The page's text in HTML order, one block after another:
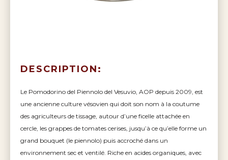
DESCRIPTION:
Le Pomodorino del Piennolo del Vesuvio, AOP depuis 2009, est
une ancienne culture vésovien qui doit son nom à la coutume
des agriculteurs de tissage, autour d’une ficelle attachée en
cercle, les grappes de tomates cerises, jusqu’à ce qu’elle forme un
grand bouquet (le piennolo) puis accroché dans un
environnement sec et ventilé. Riche en acides organiques, avec